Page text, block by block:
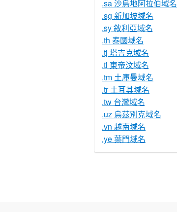
.sa 沙烏地阿拉伯域名
.sg 新加坡域名
.sy 敘利亞域名
.th 泰國域名
.tj 塔吉克域名
.tl 東帝汶域名
.tm 土庫曼域名
.tr 土耳其域名
.tw 台灣域名
.uz 烏茲別克域名
.vn 越南域名
.ye 葉門域名